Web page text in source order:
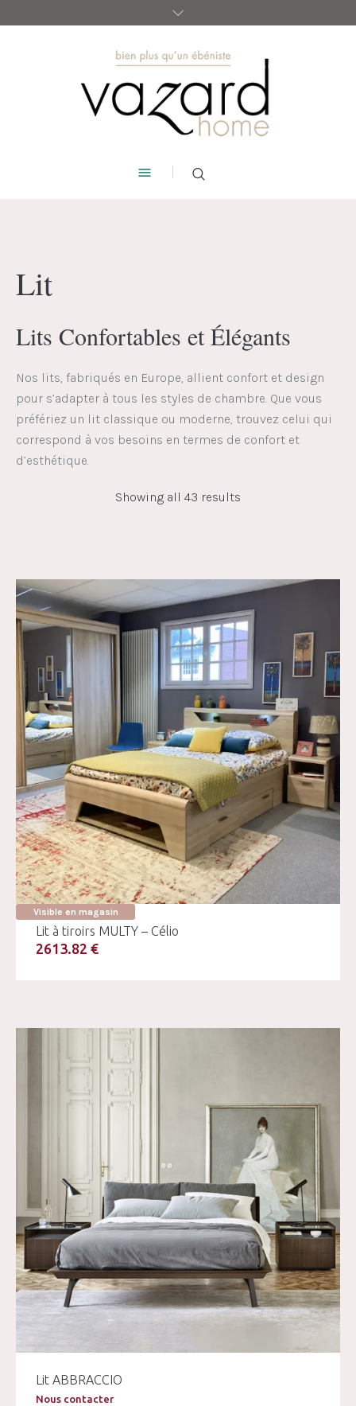
Lit
Lits Confortables et Élégants
Nos lits, fabriqués en Europe, allient confort et design
pour s’adapter à tous les styles de chambre. Que vous
préfériez un lit classique ou moderne, trouvez celui qui
correspond à vos besoins en termes de confort et
d’esthétique.
Showing all 43 results
Visible en magasin
Lit à tiroirs MULTY – Célio
2613.82 €
Lit ABBRACCIO
Nous contacter